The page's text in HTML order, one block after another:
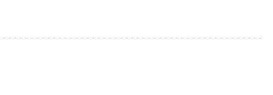
Kč.